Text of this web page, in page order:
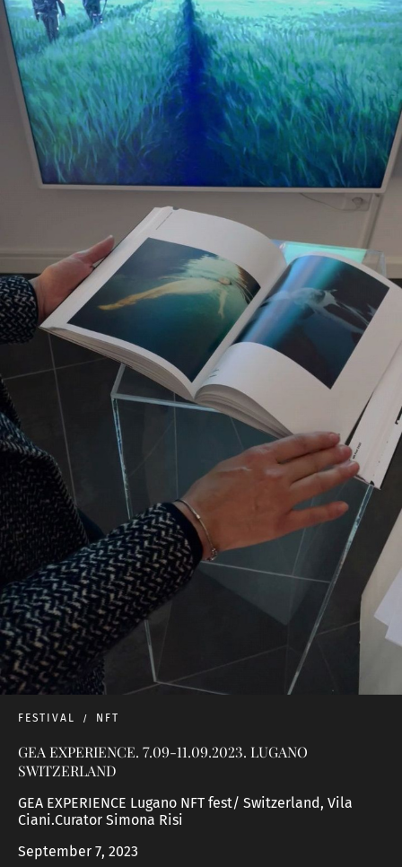
FESTIVAL NFT
GEA EXPERIENCE. 7.09-11.09.2023. LUGANO
SWITZERLAND
GEA EXPERIENCE Lugano NFT fest/ Switzerland, Vila
Ciani.Curator Simona Risi
September 7, 2023